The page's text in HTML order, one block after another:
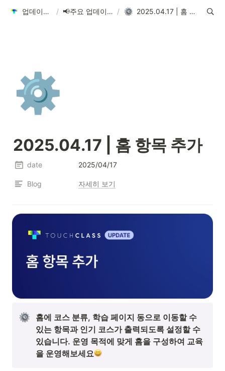
업데이트 안내 / 📢주요 업데이트 소식 / 2025.04.17 | 홈 항목 추가
⚙️
2025.04.17 | 홈 항목 추가
date 2025/04/17
Blog 자세히 보기
홈에 코스 분류, 학습 페이지 동으로 이동할 수
있는 항목과 인기 코스가 출력되도록 설정할 수
있습니다. 운영 목적에 맞게 홈을 구성하여 교육
을 운영해보세요